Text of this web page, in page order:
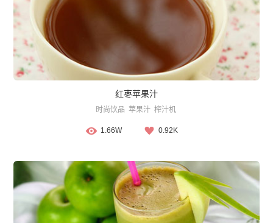
红枣苹果汁
时尚饮品 苹果汁 榨汁机
1.66W 0.92K